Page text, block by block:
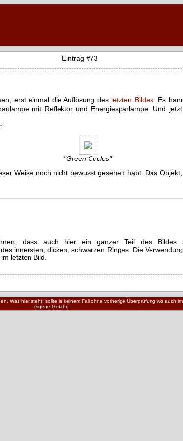
Eintrag #73
erst einmal die Auflösung des letzten Bildes: Es
mit Reflektor und Energiesparlampe. Und
Weise noch nicht bewusst gesehen habt. Das
dass auch hier ein ganzer Teil des Bildes
innersten, dicken, schwarzen Ringes. Die
letzten Bild.
Was hier steht, sollte in keinem Fall ohne vorherige Überprüfung wo auch
eigene Gefahr.